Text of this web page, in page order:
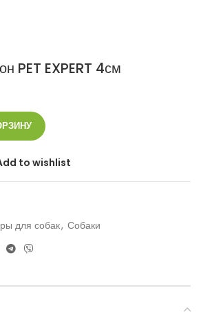
PET EXPERT 4см
to wishlist
для собак, Собаки